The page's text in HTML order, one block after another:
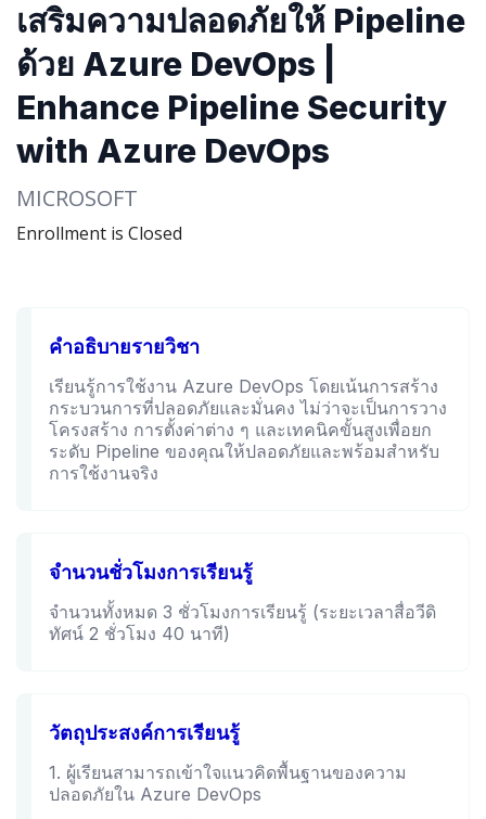
เสริมความปลอดภัยให้ Pipeline
ด้วย Azure DevOps |
Enhance Pipeline Security
with Azure DevOps
MICROSOFT
Enrollment is Closed
คำอธิบายรายวิชา
เรียนรู้การใช้งาน Azure DevOps โดยเน้นการสร้าง
กระบวนการที่ปลอดภัยและมั่นคง ไม่ว่าจะเป็นการวาง
โครงสร้าง การตั้งค่าต่าง ๆ และเทคนิคขั้นสูงเพื่อยก
ระดับ Pipeline ของคุณให้ปลอดภัยและพร้อมสำหรับ
การใช้งานจริง
จำนวนชั่วโมงการเรียนรู้
จำนวนทั้งหมด 3 ชั่วโมงการเรียนรู้ (ระยะเวลาสื่อวีดิ
ทัศน์ 2 ชั่วโมง 40 นาที)
วัตถุประสงค์การเรียนรู้
1. ผู้เรียนสามารถเข้าใจแนวคิดพื้นฐานของความ
ปลอดภัยใน Azure DevOps